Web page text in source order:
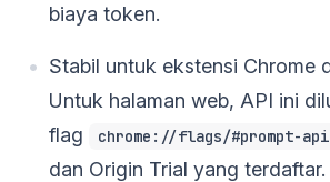
biaya token.
Stabil untuk ekstensi Chrome
Untuk halaman web, API ini
flag
chrome://flags/#prompt-
dan Origin Trial yang terdaftar.